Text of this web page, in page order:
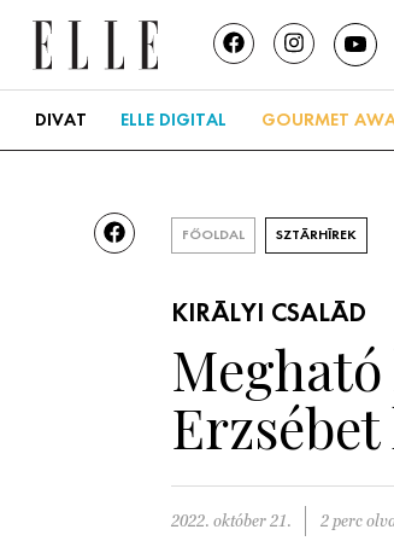
DIVAT ELLE DIGITAL GOURMET
FŐOLDAL SZTÁRHÍREK
KIRÁLYI CSALÁD
2022. október 21. 2 perc